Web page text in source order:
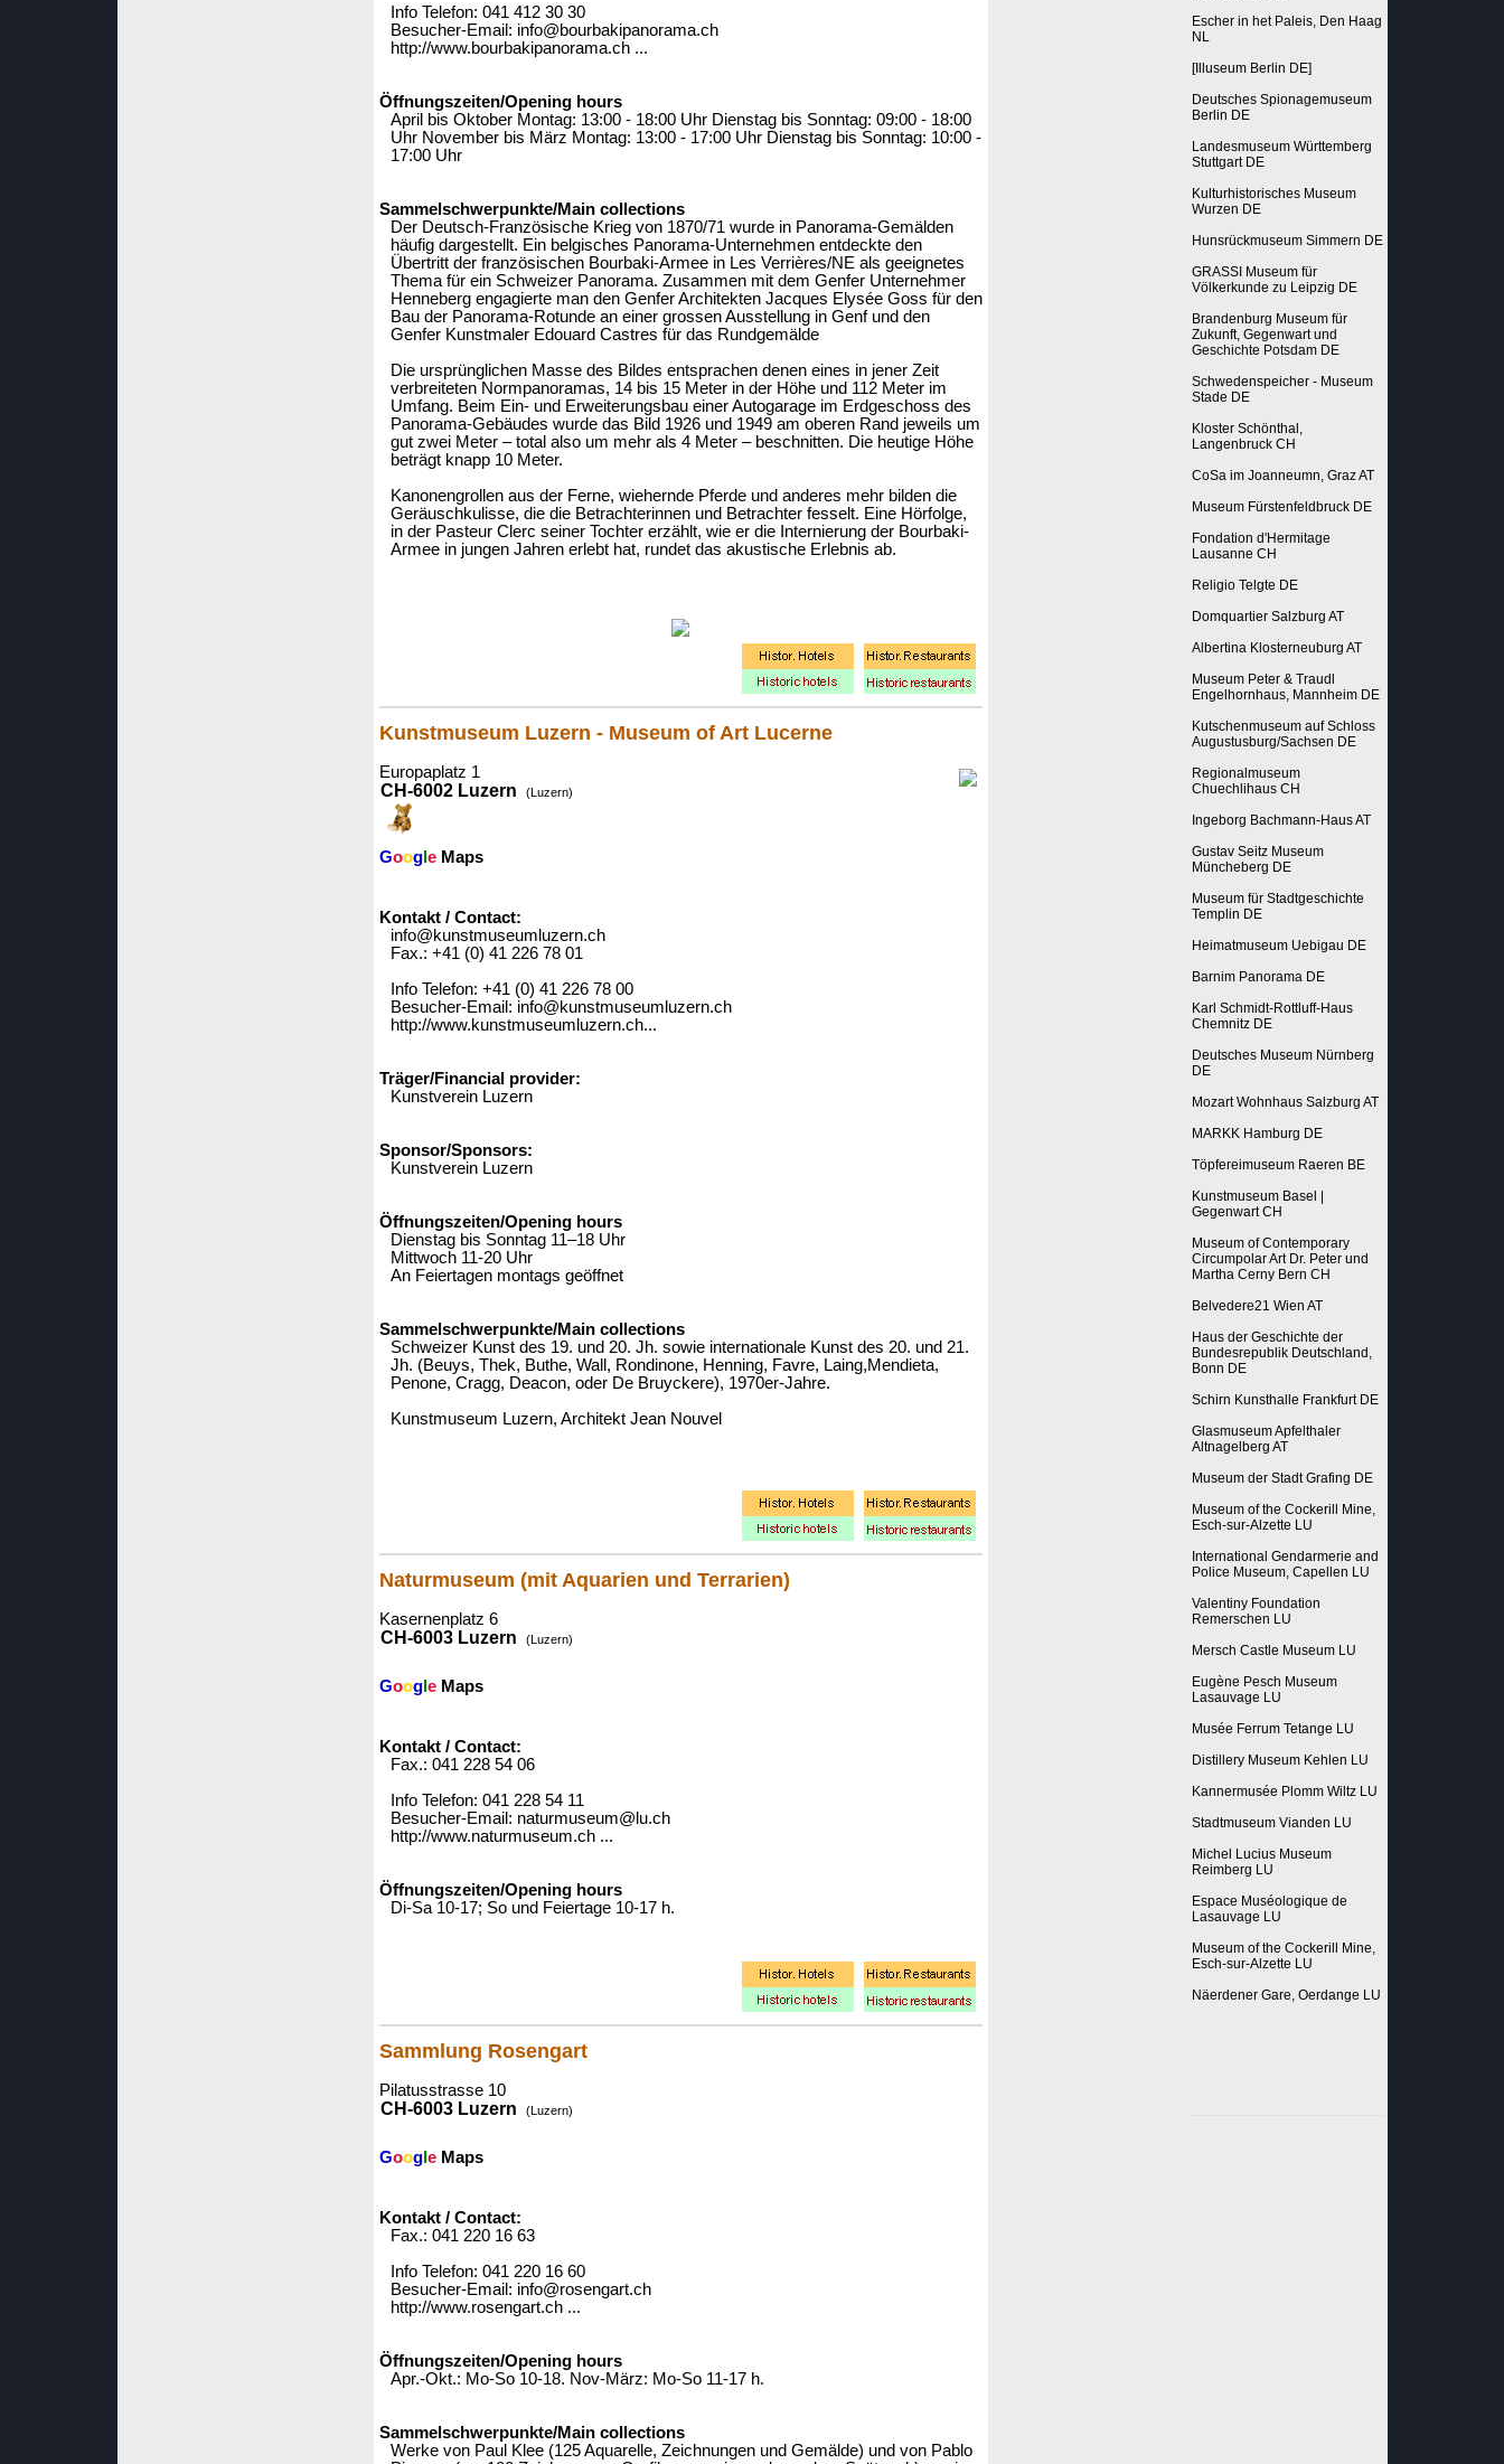
Info Telefon: 041 412 30 30
Besucher-Email: info@bourbakipanorama.ch
http://www.bourbakipanorama.ch ...
Öffnungszeiten/Opening hours
April bis Oktober Montag: 13:00 - 18:00 Uhr Dienstag bis Sonntag: 09:00 - 18:00
Uhr November bis März Montag: 13:00 - 17:00 Uhr Dienstag bis Sonntag: 10:00 -
17:00 Uhr
Sammelschwerpunkte/Main collections
Der Deutsch-Französische Krieg von 1870/71 wurde in Panorama-Gemälden
häufig dargestellt. Ein belgisches Panorama-Unternehmen entdeckte den
Übertritt der französischen Bourbaki-Armee in Les Verrières/NE als geeignetes
Thema für ein Schweizer Panorama. Zusammen mit dem Genfer Unternehmer
Henneberg engagierte man den Genfer Architekten Jacques Elysée Goss für den
Bau der Panorama-Rotunde an einer grossen Ausstellung in Genf und den
Genfer Kunstmaler Edouard Castres für das Rundgemälde
Die ursprünglichen Masse des Bildes entsprachen denen eines in jener Zeit
verbreiteten Normpanoramas, 14 bis 15 Meter in der Höhe und 112 Meter im
Umfang. Beim Ein- und Erweiterungsbau einer Autogarage im Erdgeschoss des
Panorama-Gebäudes wurde das Bild 1926 und 1949 am oberen Rand jeweils um
gut zwei Meter – total also um mehr als 4 Meter – beschnitten. Die heutige Höhe
beträgt knapp 10 Meter.
Kanonengrollen aus der Ferne, wiehernde Pferde und anderes mehr bilden die
Geräuschkulisse, die die Betrachterinnen und Betrachter fesselt. Eine Hörfolge,
in der Pasteur Clerc seiner Tochter erzählt, wie er die Internierung der Bourbaki-
Armee in jungen Jahren erlebt hat, rundet das akustische Erlebnis ab.
Kunstmuseum Luzern - Museum of Art Lucerne
Europaplatz 1
CH-6002 Luzern (Luzern)
Googl eMaps
Kontakt / Contact:
info@kunstmuseumluzern.ch
Fax.: +41 (0) 41 226 78 01
Info Telefon: +41 (0) 41 226 78 00
Besucher-Email: info@kunstmuseumluzern.ch
http://www.kunstmuseumluzern.ch...
Träger/Financial provider:
Kunstverein Luzern
Sponsor/Sponsors:
Kunstverein Luzern
Öffnungszeiten/Opening hours
Dienstag bis Sonntag 11–18 Uhr
Mittwoch 11-20 Uhr
An Feiertagen montags geöffnet
Sammelschwerpunkte/Main collections
Schweizer Kunst des 19. und 20. Jh. sowie internationale Kunst des 20. und 21.
Jh. (Beuys, Thek, Buthe, Wall, Rondinone, Henning, Favre, Laing,Mendieta,
Penone, Cragg, Deacon, oder De Bruyckere), 1970er-Jahre.
Kunstmuseum Luzern, Architekt Jean Nouvel
Naturmuseum (mit Aquarien und Terrarien)
Kasernenplatz 6
CH-6003 Luzern (Luzern)
Googl eMaps
Kontakt / Contact:
Fax.: 041 228 54 06
Info Telefon: 041 228 54 11
Besucher-Email: naturmuseum@lu.ch
http://www.naturmuseum.ch ...
Öffnungszeiten/Opening hours
Di-Sa 10-17; So und Feiertage 10-17 h.
Sammlung Rosengart
Pilatusstrasse 10
CH-6003 Luzern (Luzern)
Googl eMaps
Kontakt / Contact:
Fax.: 041 220 16 63
Info Telefon: 041 220 16 60
Besucher-Email: info@rosengart.ch
http://www.rosengart.ch ...
Öffnungszeiten/Opening hours
Apr.-Okt.: Mo-So 10-18. Nov-März: Mo-So 11-17 h.
Sammelschwerpunkte/Main collections
Werke von Paul Klee (125 Aquarelle, Zeichnungen und Gemälde) und von Pablo
Escher in het Paleis, Den Haag
NL
[Illuseum Berlin DE]
Deutsches Spionagemuseum
Berlin DE
Landesmuseum Württemberg
Stuttgart DE
Kulturhistorisches Museum
Wurzen DE
Hunsrückmuseum Simmern DE
GRASSI Museum für
Völkerkunde zu Leipzig DE
Brandenburg Museum für
Zukunft, Gegenwart und
Geschichte Potsdam DE
Schwedenspeicher - Museum
Stade DE
Kloster Schönthal,
Langenbruck CH
CoSa im Joanneumn, Graz AT
Museum Fürstenfeldbruck DE
Fondation d'Hermitage
Lausanne CH
Religio Telgte DE
Domquartier Salzburg AT
Albertina Klosterneuburg AT
Museum Peter & Traudl
Engelhornhaus, Mannheim DE
Kutschenmuseum auf Schloss
Augustusburg/Sachsen DE
Regionalmuseum
Chuechlihaus CH
Ingeborg Bachmann-Haus AT
Gustav Seitz Museum
Müncheberg DE
Museum für Stadtgeschichte
Templin DE
Heimatmuseum Uebigau DE
Barnim Panorama DE
Karl Schmidt-Rottluff-Haus
Chemnitz DE
Deutsches Museum Nürnberg
DE
Mozart Wohnhaus Salzburg AT
MARKK Hamburg DE
Töpfereimuseum Raeren BE
Kunstmuseum Basel |
Gegenwart CH
Museum of Contemporary
Circumpolar Art Dr. Peter und
Martha Cerny Bern CH
Belvedere21 Wien AT
Haus der Geschichte der
Bundesrepublik Deutschland,
Bonn DE
Schirn Kunsthalle Frankfurt DE
Glasmuseum Apfelthaler
Altnagelberg AT
Museum der Stadt Grafing DE
Museum of the Cockerill Mine,
Esch-sur-Alzette LU
International Gendarmerie and
Police Museum, Capellen LU
Valentiny Foundation
Remerschen LU
Mersch Castle Museum LU
Eugène Pesch Museum
Lasauvage LU
Musée Ferrum Tetange LU
Distillery Museum Kehlen LU
Kannermusée Plomm Wiltz LU
Stadtmuseum Vianden LU
Michel Lucius Museum
Reimberg LU
Espace Muséologique de
Lasauvage LU
Museum of the Cockerill Mine,
Esch-sur-Alzette LU
Näerdener Gare, Oerdange LU